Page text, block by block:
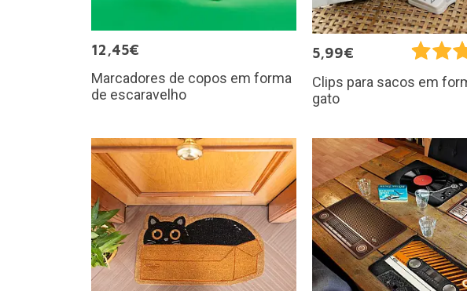
12,45€
Marcadores de copos em forma
de escaravelho
5,99€
Clips para sacos em
gato